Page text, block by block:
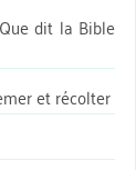
dit la Bible
et récolter